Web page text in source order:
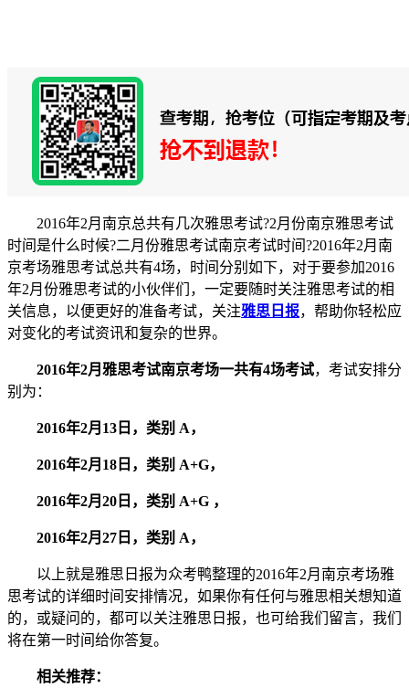
2016年2月南京总共有几次雅思考试?2月份南京雅思考试
时间是什么时候?二月份雅思考试南京考试时间?2016年2月南
京考场雅思考试总共有4场，时间分别如下，对于要参加2016
年2月份雅思考试的小伙伴们，一定要随时关注雅思考试的相
关信息，以便更好的准备考试，关注雅思日报，帮助你轻松应
对变化的考试资讯和复杂的世界。
2016年2月雅思考试南京考场一共有4场考试，考试安排分
别为：
2016年2月13日，类别 A，
2016年2月18日，类别 A+G，
2016年2月20日，类别 A+G ，
2016年2月27日，类别 A，
以上就是雅思日报为众考鸭整理的2016年2月南京考场雅
思考试的详细时间安排情况，如果你有任何与雅思相关想知道
的，或疑问的，都可以关注雅思日报，也可给我们留言，我们
将在第一时间给你答复。
相关推荐：